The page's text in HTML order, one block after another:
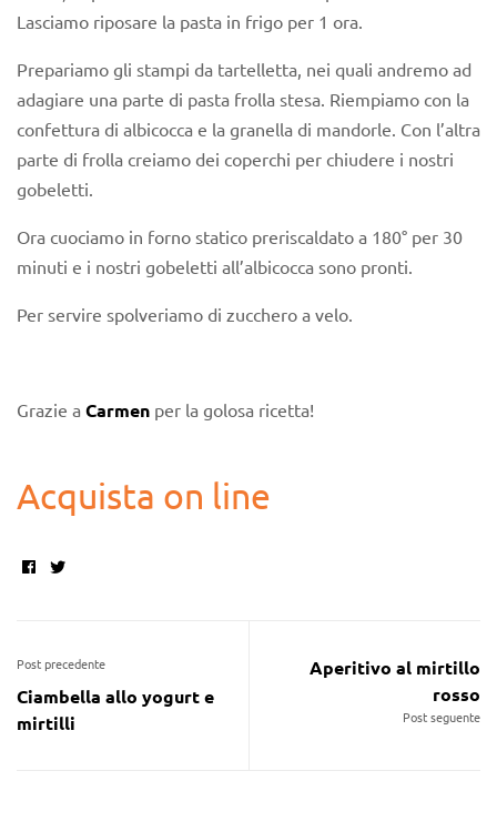
Lasciamo riposare la pasta in frigo per 1 ora.
Prepariamo gli stampi da tartelletta, nei quali andremo ad
adagiare una parte di pasta frolla stesa. Riempiamo con la
confettura di albicocca e la granella di mandorle. Con l’altra
parte di frolla creiamo dei coperchi per chiudere i nostri
gobeletti.
Ora cuociamo in forno statico preriscaldato a 180° per 30
minuti e i nostri gobeletti all’albicocca sono pronti.
Per servire spolveriamo di zucchero a velo.
Grazie a Carmen per la golosa ricetta!
Acquista on line
Facebook
Twitter
Post precedente
Ciambella allo yogurt e
mirtilli
Post seguente
Aperitivo al mirtillo
rosso